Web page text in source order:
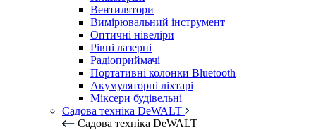
Вентилятори
Вимірювальний інструмент
Оптичні нівеліри
Рівні лазерні
Радіоприймачі
Портативні колонки Bluetooth
Акумуляторні ліхтарі
Міксери будівельні
Садова техніка DeWALT
Садова техніка DeWALT